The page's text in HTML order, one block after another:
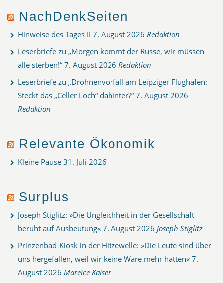
NachDenkSeiten
Hinweise des Tages II 7. August 2026 Redaktion
Leserbriefe zu „Morgen kommt der Russe, wir müssen
alle sterben!“ 7. August 2026 Redaktion
Leserbriefe zu „Drohnenvorfall am Leipziger Flughafen:
Steckt das „Celler Loch“ dahinter?“ 7. August 2026
Redaktion
Relevante Ökonomik
Kleine Pause 31. Juli 2026
Surplus
Joseph Stiglitz: »Die Ungleichheit in der Gesellschaft
beruht auf Ausbeutung« 7. August 2026 Joseph Stiglitz
Prinzenbad-Kiosk in der Hitzewelle: »Die Leute sind über
uns hergefallen, weil wir keine Ware mehr hatten« 7.
August 2026 Mareice Kaiser